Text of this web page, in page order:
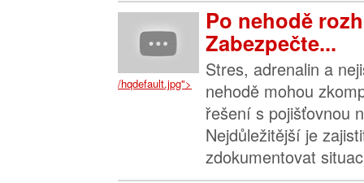
/hqdefault.jpg">
Po nehodě
Zabezpečte...
Stres, adrenalin a
nehodě mohou
řešení s pojišťovnou
Nejdůležitější je
zdokumentovat